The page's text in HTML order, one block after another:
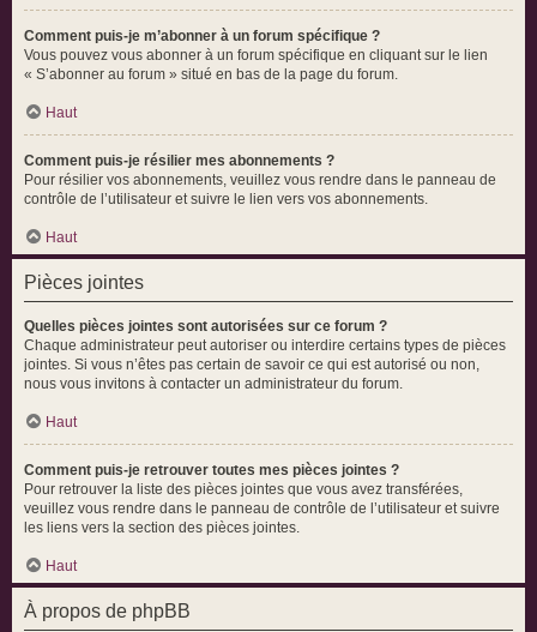
Comment puis-je m’abonner à un forum spécifique ?
Vous pouvez vous abonner à un forum spécifique en cliquant sur le lien
« S’abonner au forum » situé en bas de la page du forum.
Haut
Comment puis-je résilier mes abonnements ?
Pour résilier vos abonnements, veuillez vous rendre dans le panneau de
contrôle de l’utilisateur et suivre le lien vers vos abonnements.
Haut
Pièces jointes
Quelles pièces jointes sont autorisées sur ce forum ?
Chaque administrateur peut autoriser ou interdire certains types de pièces
jointes. Si vous n’êtes pas certain de savoir ce qui est autorisé ou non,
nous vous invitons à contacter un administrateur du forum.
Haut
Comment puis-je retrouver toutes mes pièces jointes ?
Pour retrouver la liste des pièces jointes que vous avez transférées,
veuillez vous rendre dans le panneau de contrôle de l’utilisateur et suivre
les liens vers la section des pièces jointes.
Haut
À propos de phpBB